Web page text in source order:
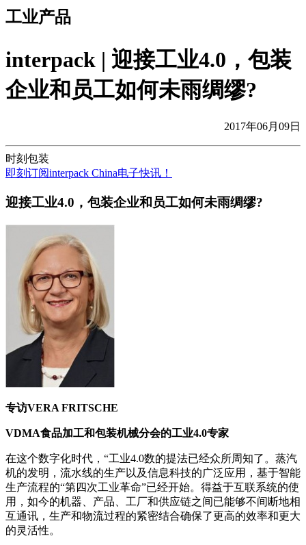
工业产品
interpack | 迎接工业4.0，包装
企业和员工如何未雨绸缪?
2017年06月09日
时刻包装
即刻订阅interpack China电子快讯！
迎接工业4.0，包装企业和员工如何未雨绸缪?
专访VERA FRITSCHE
VDMA食品加工和包装机械分会的工业4.0专家
在这个数字化时代，“工业4.0数的提法已经众所周知了。蒸汽
机的发明，流水线的生产以及信息科技的广泛应用，基于智能
生产流程的“第四次工业革命”已经开始。得益于互联系统的使
用，如今的机器、产品、工厂和供应链之间已能够不间断地相
互通讯，生产和物流过程的紧密结合确保了更高的效率和更大
的灵活性。